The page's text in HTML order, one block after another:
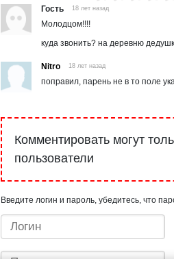
Гость
18 лет назад
Молодцом!!!!
куда звонить? на деревню
Nitro 18 лет назад
поправил, парень не в то поле
Комментировать могут
пользователи
Введите логин и пароль, убедитесь, что